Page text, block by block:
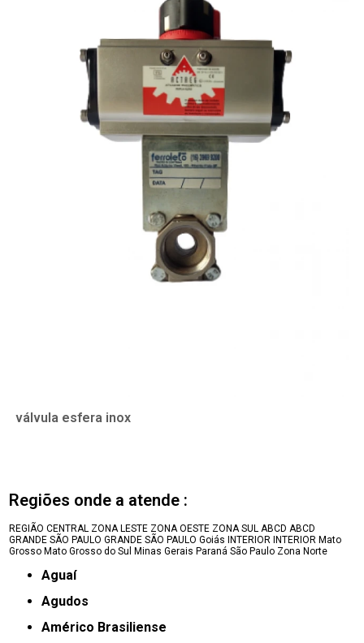
válvula esfera inox
Regiões onde a atende :
REGIÃO CENTRAL ZONA LESTE ZONA OESTE ZONA SUL ABCD ABCD
GRANDE SÃO PAULO GRANDE SÃO PAULO Goiás INTERIOR INTERIOR Mato
Grosso Mato Grosso do Sul Minas Gerais Paraná São Paulo Zona Norte
Aguaí
Agudos
Américo Brasiliense